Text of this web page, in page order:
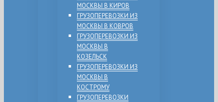
МОСКВЫ В КИРОВ
ГРУЗОПЕРЕВОЗКИ ИЗ
МОСКВЫ В КОВРОВ
ГРУЗОПЕРЕВОЗКИ ИЗ
МОСКВЫ В
КОЗЕЛЬСК
ГРУЗОПЕРЕВОЗКИ ИЗ
МОСКВЫ В
КОСТРОМУ
ГРУЗОПЕРЕВОЗКИ